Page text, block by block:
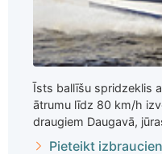
Īsts ballīšu spridzeklis
ātrumu līdz 80 km/h
draugiem Daugavā,
Pieteikt